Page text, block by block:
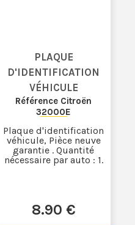
PLAQUE
D'IDENTIFICATION
VÉHICULE
Référence Citroën
32000E
8.90 €
Plaque d'identification
véhicule, Pièce neuve
garantie . Quantité
nécessaire par auto : 1.